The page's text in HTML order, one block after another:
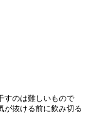
すのは難しいもので
が抜ける前に飲み切る